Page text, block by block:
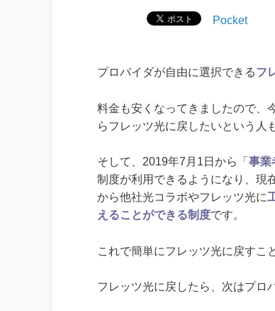
Pocket
プロバイダが自由に選択できるフ
料金も安くなってきましたので、
らフレッツ光に戻したいという人
そして、2019年7月1日から「 事業
制度が利用できるようになり、現
から他社光コラボやフレッツ光に
えることができる制度です。
これで簡単にフレッツ光に戻すこ
フレッツ光に戻したら、次はプロ